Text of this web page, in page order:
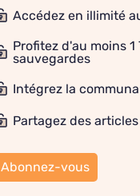
Accédez en illimité
Profitez d'au moins
sauvegardes
Intégrez la
Partagez des
Abonnez-vous